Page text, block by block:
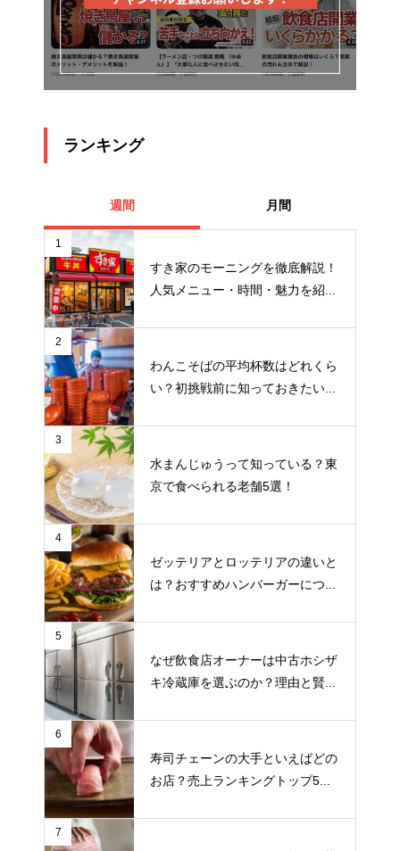
ランキング
週間 月間
1
すき家のモーニングを徹底解説！
人気メニュー・時間・魅力を紹...
2
わんこそばの平均杯数はどれくら
い？初挑戦前に知っておきたい...
3
水まんじゅうって知っている？東
京で食べられる老舗5選！
4
ゼッテリアとロッテリアの違いと
は？おすすめハンバーガーにつ...
5
なぜ飲食店オーナーは中古ホシザ
キ冷蔵庫を選ぶのか？理由と賢...
6
寿司チェーンの大手といえばどの
お店？売上ランキングトップ5...
7